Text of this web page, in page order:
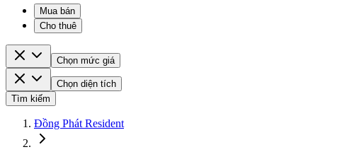
Mua bán
Cho thuê
Chọn mức giá
Chọn diện tích
Tìm kiếm
Đồng Phát Resident